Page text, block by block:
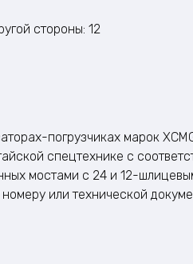
стороны: 12
погрузчиках марок
спецтехнике с
мостами с 24 и 12-
или технической